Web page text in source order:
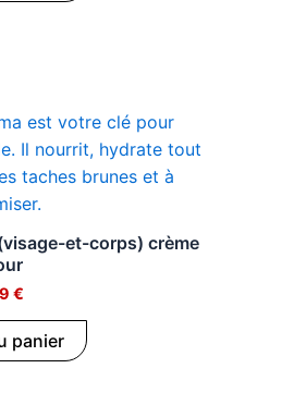
et-corps) crème
€
panier